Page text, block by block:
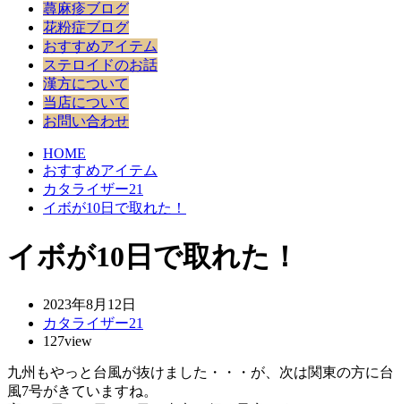
蕁麻疹ブログ
花粉症ブログ
おすすめアイテム
ステロイドのお話
漢方について
当店について
お問い合わせ
HOME
おすすめアイテム
カタライザー21
イボが10日で取れた！
イボが10日で取れた！
2023年8月12日
カタライザー21
127view
九州もやっと台風が抜けました・・・が、次は関東の方に台
風7号がきていますね。